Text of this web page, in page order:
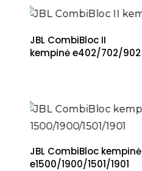
JBL CombiBloc II
kempinė e402/702/902
JBL CombiBloc kempinė
e1500/1900/1501/1901